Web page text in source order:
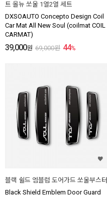
트 올뉴 쏘울 1열2열 세트
DXSOAUTO Concepto Design Coil
Car Mat All New Soul (coilmat COIL
CARMAT)
39,000원 69,000원 44%
블랙 쉴드 엠블럼 도어가드 쏘울부스터
Black Shield Emblem Door Guard